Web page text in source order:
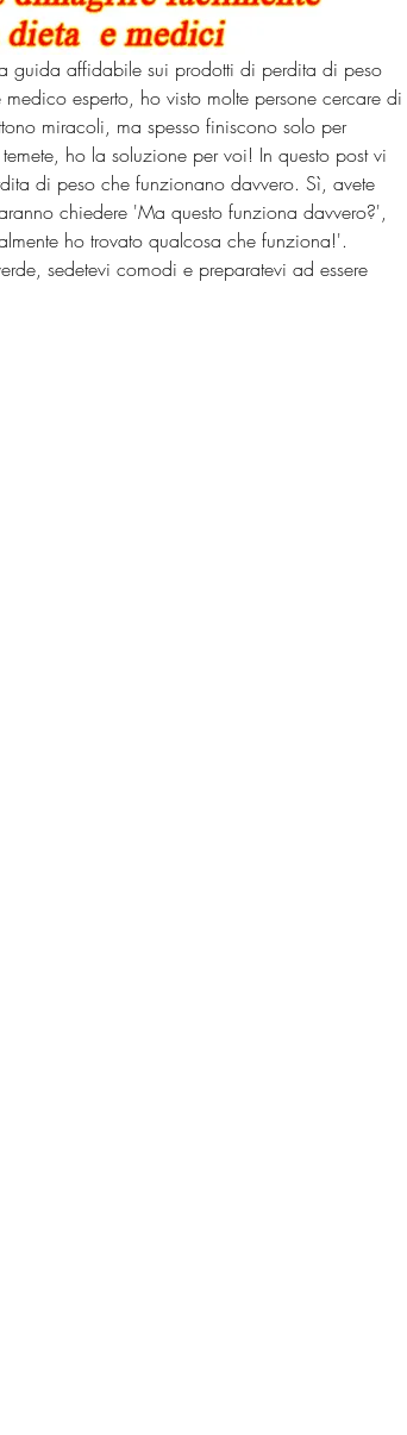
guida affidabile sui prodotti di perdita di peso
esperto, ho visto molte persone cercare di
miracoli, ma spesso finiscono solo per
ho la soluzione per voi! In questo post vi
di peso che funzionano davvero. Sì, avete
chiedere 'Ma questo funziona davvero?',
ho trovato qualcosa che funziona!'.
sedetevi comodi e preparatevi ad essere